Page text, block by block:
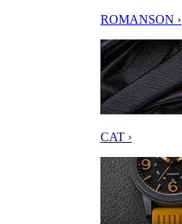
ROMANSON ›
CAT ›